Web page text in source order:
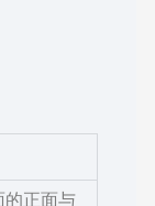
的正面与